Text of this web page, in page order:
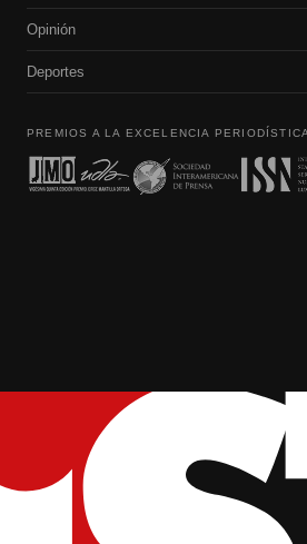
Opinión
Deportes
PREMIOS A LA EXCELENCIA